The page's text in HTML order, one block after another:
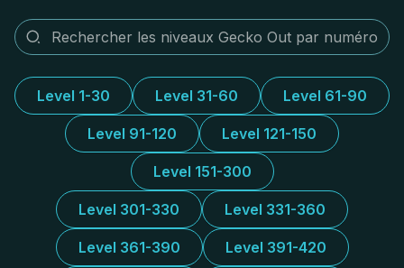
Level 1-30 Level 31-60 Level 61-90
Level 91-120 Level 121-150
Level 151-300
Level 301-330 Level 331-360
Level 361-390 Level 391-420